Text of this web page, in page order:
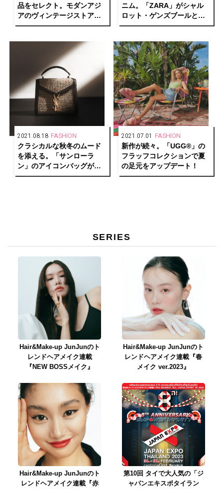
品をセレクト。モダンアジ
アのヴィンテージストア
「tay」がオープン。
ニム。「ZARA」がシャル
ロット・ゲンズブールとの
エクスクルーシブ コレクシ
2021.08.18 FASHION
クラシカルな秋冬のムード
を添える。「サンローラ
ン」のアイコンバッグがツ
イード素材でお目見え！
2021.07.01 FASHION
新作が続々。「UGG®︎」の
フラッフコレクションで夏
の足元をアップデート！
SERIES
Hair&Make-up JunJunのト
レンドヘアメイク連載
『NEW BOSSメイク』
Hair&Make-up JunJunのト
レンドヘアメイク連載『春
メイク ver.2023』
Hair&Make-up JunJunのト
レンドヘアメイク連載『赤
第10回 タイで大人気の「ジ
ャパンエキスポタイラン